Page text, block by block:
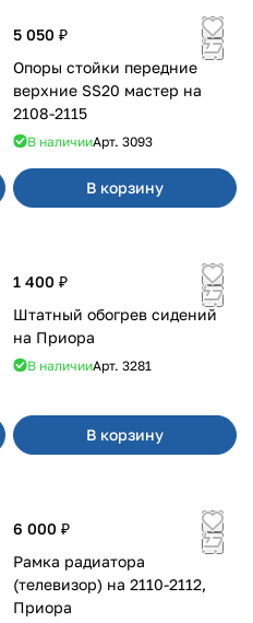
5 050 ₽
Опоры стойки передние
верхние SS20 мастер на
2108-2115
В наличииАрт. 3093
В корзину
1 400 ₽
Штатный обогрев сидений
на Приора
В наличииАрт. 3281
В корзину
6 000 ₽
Рамка радиатора
(телевизор) на 2110-2112,
Приора